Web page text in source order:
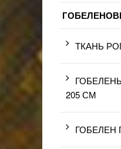
ТКАНЬ
205 СМ
ГОБЕЛЕН